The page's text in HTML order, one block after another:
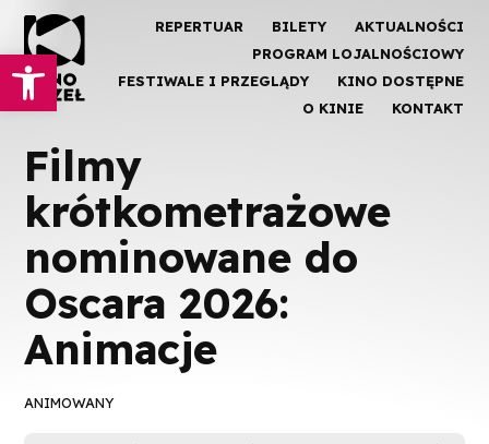
Otwórz pasek narzędzi
REPERTUAR BILETY
AKTUALNOŚCI
PROGRAM LOJALNOŚCIOWY
FESTIWALE I PRZEGLĄDY
KINO DOSTĘPNE
O KINIE
KONTAKT
Filmy
krótkometrażowe
nominowane do
Oscara 2026:
Animacje
ANIMOWANY